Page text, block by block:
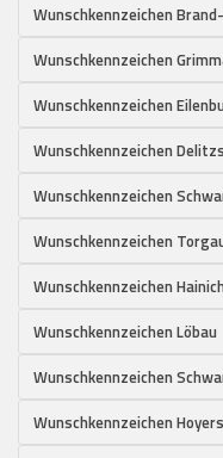
Wunschkennzeichen
Wunschkennzeichen
Wunschkennzeichen
Wunschkennzeichen
Wunschkennzeichen
Wunschkennzeichen
Wunschkennzeichen
Wunschkennzeichen Löbau
Wunschkennzeichen
Wunschkennzeichen